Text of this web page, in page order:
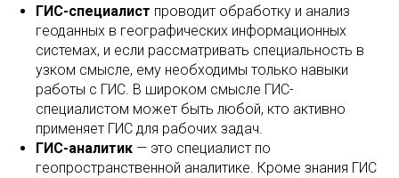
ГИС-специалист проводит обработку и анализ
геоданных в географических информационных
системах, и если рассматривать специальность в
узком смысле, ему необходимы только навыки
работы с ГИС. В широком смысле ГИС-
специалистом может быть любой, кто активно
применяет ГИС для рабочих задач.
ГИС-аналитик — это специалист по
геопространственной аналитике. Кроме знания ГИС